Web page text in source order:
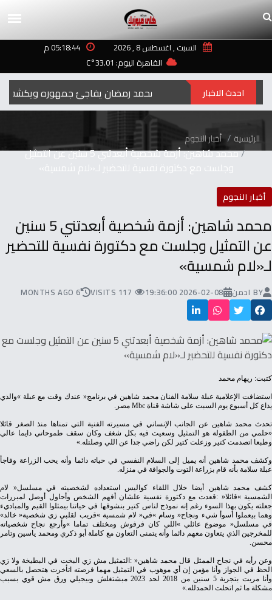
السبت , اغسطس 8 , 2026
05:18:44 م
القاهرة اليوم: 33.01°C
رمضان‭ ‬..2027محمد‭ ‬رمضان‭ ‬يفاجئ‭ ‬جمهوره‭ ‬ويكشف‭ ‬عن‭ ‬اسم‭ ‬ومهنة‭ ‬شخصيته‭ ‬الجديدة احدث الاخبار
الرئيسية أخبار النجوم
محمد‭ ‬شاهين: ‬أزمة‭ ‬شخصية‭ ‬أبعدتني‭ ‬5‭ ‬سنين‭ ‬عن‭ ‬التمثيل‭
‬وجلست‭ ‬مع‭ ‬دكتورة‭ ‬نفسية‭ ‬للتحضير‭ ‬لـ«لام‭ ‬شمسية‮»‬
أخبار النجوم
‬لـ«لام‭ ‬شمسية‮»‬
BY ادمن 2026-02-08 19:36:00
117 VISITS
6 MONTHS AGO
كتبت: ريهام محمد
‬يذاع‭ ‬كل‭ ‬أسبوع‭ ‬يوم‭ ‬السبت‭ ‬على‭ ‬شاشة‭ ‬قناة‭ ‬mbc‭ ‬مصر‭.‬
‬وطبعا‭ ‬اتصدمت‭ ‬كتير‭ ‬وزعلت‭ ‬كتير‭ ‬لكن‭ ‬راضي‭ ‬جدا‭ ‬عن‭ ‬اللي‭ ‬وصلتله‮»‬‭.‬
‬عبلة‭ ‬سلامة‭ ‬بأنه‭ ‬قام‭ ‬بزراعة‭ ‬التوت‭ ‬والجوافة‭ ‬في‭ ‬منزله‭.‬
‬وهما‭ ‬بيعملوا‭ ‬أسوأ‭ ‬شيء‭ ‬ونجاح‭ ‬‮«‬وسام‮»‬‭ ‬في‭ ‬‮«‬لام‭ ‬شمسية‮»‬‭ ‬قريب‭ ‬لقلبي‭ ‬زي‭ ‬شخصية‭ ‬‮«‬خالد‮»‬‭
‬محسن‭.‬
‬مشكلة‭ ‬ما‭ ‬ثم‭ ‬اتحلت‭ ‬الحمدلله‮»‬‭.‬